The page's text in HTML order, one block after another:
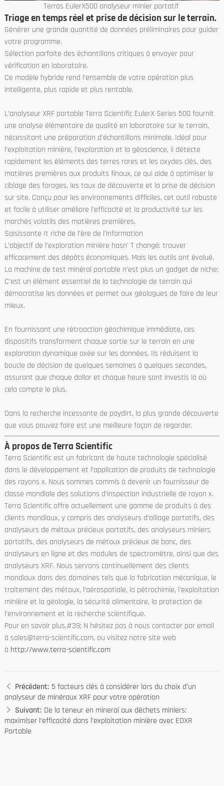
Terras EulerX500 analyseur minier portatif
Triage en temps réel et prise de décision sur le terrain.
Générer une grande quantité de données préliminaires pour guider
votre programme.
Sélection parfaite des échantillons critiques à envoyer pour
vérification en laboratoire.
Ce modèle hybride rend l’ensemble de votre opération plus
intelligente, plus rapide et plus rentable.
L’analyseur XRF portable Terra Scientific EulerX Series 500 fournit
une analyse élémentaire de qualité en laboratoire sur le terrain,
nécessitant une préparation d’échantillons minimale. Idéal pour
l’exploitation minière, l’exploration et la géoscience, il détecte
rapidement les éléments des terres rares et les oxydes clés, des
matières premières aux produits finaux, ce qui aide à optimiser le
ciblage des forages, les taux de découverte et la prise de décision
sur site. Conçu pour les environnements difficiles, cet outil robuste
et facile à utiliser améliore l’efficacité et la productivité sur les
marchés volatils des matières premières.
Saisissante It riche de l’ère de l’information
L’objectif de l’exploration minière hasn' T changé: trouver
efficacement des dépôts économiques. Mais les outils ont évolué.
La machine de test minéral portable n’est plus un gadget de niche;
C’est un élément essentiel de la technologie de terrain qui
démocratise les données et permet aux géologues de faire de leur
mieux.
En fournissant une rétroaction géochimique immédiate, ces
dispositifs transforment chaque sortie sur le terrain en une
exploration dynamique axée sur les données. Ils réduisent la
boucle de décision de quelques semaines à quelques secondes,
assurant que chaque dollar et chaque heure sont investis là où
cela compte le plus.
Dans la recherche incessante de paydirt, la plus grande découverte
que vous pouvez faire est une meilleure façon de regarder.
À propos de Terra Scientific
Terra Scientific est un fabricant de haute technologie spécialisé
dans le développement et l’application de produits de technologie
des rayons x. Nous sommes commis à devenir un fournisseur de
classe mondiale des solutions d’inspection industrielle de rayon x.
Terra Scientific offre actuellement une gamme de produits à des
clients mondiaux, y compris des analyseurs d’alliage portatifs, des
analyseurs de métaux précieux portatifs, des analyseurs miniers
portatifs, des analyseurs de métaux précieux de banc, des
analyseurs en ligne et des modules de spectromètre, ainsi que des
analyseurs XRF. Nous servons continuellement des clients
mondiaux dans des domaines tels que la fabrication mécanique, le
traitement des métaux, l’aérospatiale, la pétrochimie, l’exploitation
minière et la géologie, la sécurité alimentaire, la protection de
l’environnement et la recherche scientifique.
Pour en savoir plus,#39; N hésitez pas à nous contacter par email
à sales@terra-scientific.com, ou visitez notre site web
à http://www.terra-scientific.com
Précédent: 5 facteurs clés à considérer lors du choix d’un
analyseur de minéraux XRF pour votre opération
Suivant: De la teneur en minerai aux déchets miniers:
maximiser l’efficacité dans l’exploitation minière avec EDXR
Portable